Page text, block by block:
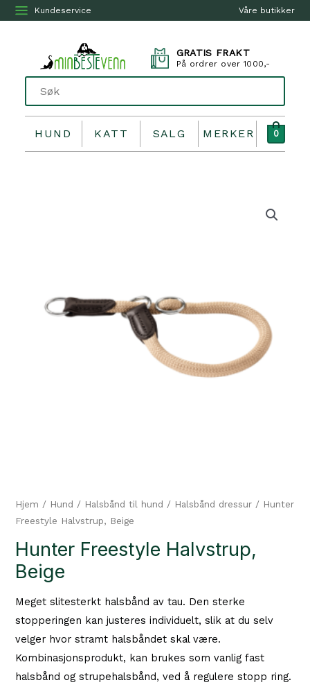
Våre butikker
Kundeservice
GRATIS FRAKT
På ordrer over 1000,-
HUND KATT SALG MERKER 0
Hjem / Hund / Halsbånd til hund / Halsbånd dressur / Hunter
Freestyle Halvstrup, Beige
Hunter Freestyle Halvstrup,
Beige
Meget slitesterkt halsbånd av tau. Den sterke
stopperingen kan justeres individuelt, slik at du selv
velger hvor stramt halsbåndet skal være.
Kombinasjonsprodukt, kan brukes som vanlig fast
halsbånd og strupehalsbånd, ved å regulere stopp ring.